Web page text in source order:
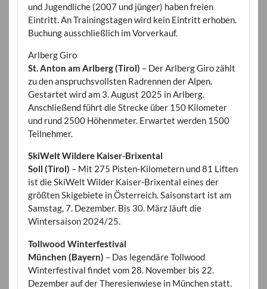
und Jugendliche (2007 und jünger) haben freien
Eintritt. An Trainingstagen wird kein Eintritt erhoben.
Buchung ausschließlich im Vorverkauf.
Arlberg Giro
St. Anton am Arlberg (Tirol) – Der Arlberg Giro zählt
zu den anspruchsvollsten Radrennen der Alpen.
Gestartet wird am 3. August 2025 in Arlberg.
Anschließend führt die Strecke über 150 Kilometer
und rund 2500 Höhenmeter. Erwartet werden 1500
Teilnehmer.
SkiWelt Wildere Kaiser-Brixental
Soll (Tirol) – Mit 275 Pisten-Kilometern und 81 Liften
ist die SkiWelt Wilder Kaiser-Brixental eines der
größten Skigebiete in Österreich. Saisonstart ist am
Samstag, 7. Dezember. Bis 30. März läuft die
Wintersaison 2024/25.
Tollwood Winterfestival
München (Bayern) – Das legendäre Tollwood
Winterfestival findet vom 28. November bis 22.
Dezember auf der Theresienwiese in München statt.